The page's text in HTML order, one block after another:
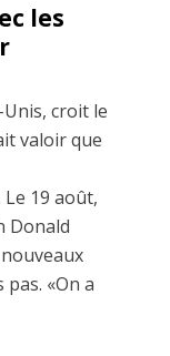
les
Unis, croit le
valoir que
19 août,
Donald
«On a